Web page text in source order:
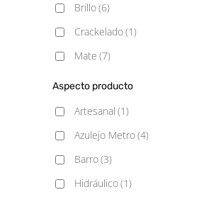
Brillo(6)
Crackelado(1)
Mate (7)
Aspecto producto
Artesanal (1)
Azulejo Metro(4)
Barro(3)
Hidráulico(1)